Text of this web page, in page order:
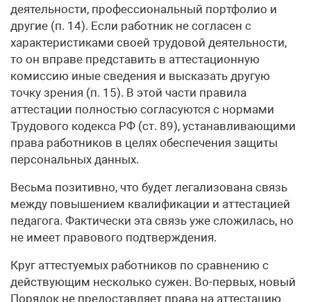
деятельности, профессиональный портфолио и
другие (п. 14). Если работник не согласен с
характеристиками своей трудовой деятельности,
то он вправе представить в аттестационную
комиссию иные сведения и высказать другую
точку зрения (п. 15). В этой части правила
аттестации полностью согласуются с нормами
Трудового кодекса РФ (ст. 89), устанавливающими
права работников в целях обеспечения защиты
персональных данных.
Весьма позитивно, что будет легализована связь
между повышением квалификации и аттестацией
педагога. Фактически эта связь уже сложилась, но
не имеет правового подтверждения.
Круг аттестуемых работников по сравнению с
действующим несколько сужен. Во-первых, новый
Порядок не предоставляет права на аттестацию